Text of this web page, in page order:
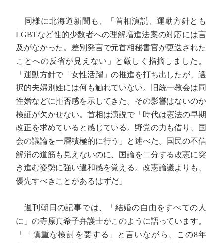
同様に北海道新聞も、「首相演説、運動方針とも
LGBTなど性的少数者への理解増進法案の対応には言
及がなかった。差別発言で元首相秘書官が更迭された
ことへの反省が見えない」と厳しく指摘しました。
「運動方針で「女性活躍」の推進を打ち出したが、選
択的夫婦別姓には何も触れていない。旧統一教会は同
性婚などに拒否感を示してきた。その影響はないのか
検証が欠かせない。首相は演説で「時代は憲法の早期
改正を求めていると感じている。野党の力も借り、国
会の議論を一層積極的に行う」と述べた。国民の不信
解消の道筋も見えないのに、国論を二分する改憲に突
き進む姿勢に強い違和感を覚える。改憲論議よりも、
優先すべきことがあるはずだ」
週刊朝日の記事では、「結婚の自由をすべての人
に」の寺原真希子弁護士がこのように語っています。
「「慎重な検討を要する」と言いながら、この8年